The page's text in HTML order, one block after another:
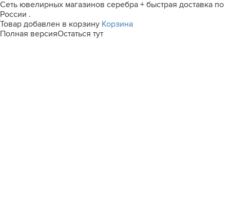
Сеть ювелирных магазинов серебра + быстрая доставка по
России .
Товар добавлен в корзину Корзина
Полная версияОстаться тут